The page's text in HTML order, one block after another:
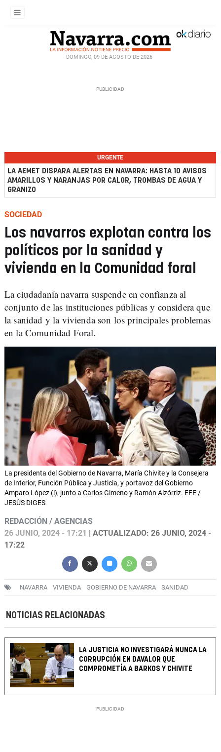
DOMINGO, 09 DE AGOSTO DE 2026
URGENTE
LA AEMET DISPARA ALERTAS EN NAVARRA: HASTA 10 AVISOS
AMARILLOS Y NARANJAS POR CALOR, TROMBAS DE AGUA Y
GRANIZO
SOCIEDAD
Los navarros explotan contra los
políticos por la sanidad y
vivienda en la Comunidad foral
La ciudadanía navarra suspende en confianza al
conjunto de las instituciones públicas y considera que
la sanidad y la vivienda son los principales problemas
en la Comunidad Foral.
La presidenta del Gobierno de Navarra, María Chivite y la Consejera
de Interior, Función Pública y Justicia, y portavoz del Gobierno
Amparo López (i), junto a Carlos Gimeno y Ramón Alzórriz. EFE /
JESÚS DIGES
REDACCIÓN / AGENCIAS
26 JUNIO, 2024 - 17:21
| ACTUALIZADO: 26 JUNIO, 2024 -
17:22
NAVARRA VIVIENDA GOBIERNO DE NAVARRA SANIDAD
NOTICIAS RELACIONADAS
LA JUSTICIA NO INVESTIGARÁ NUNCA LA
CORRUPCIÓN EN DAVALOR QUE
COMPROMETÍA A BARKOS Y CHIVITE